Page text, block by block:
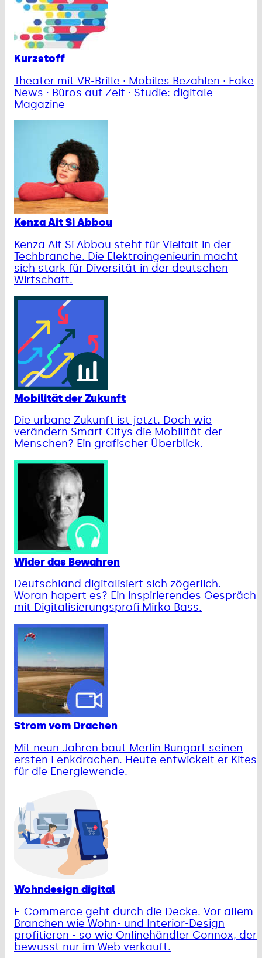
Kurzstoff
Theater mit VR-Brille · Mobiles Bezahlen · Fake
News · Büros auf Zeit · Studie: digitale
Magazine
Kenza Ait Si Abbou
Kenza Ait Si Abbou steht für Vielfalt in der
Techbranche. Die Elektroingenieurin macht
sich stark für Diversität in der deutschen
Wirtschaft.
Mobilität der Zukunft
Die urbane Zukunft ist jetzt. Doch wie
verändern Smart Citys die Mobilität der
Menschen? Ein grafischer Überblick.
Wider das Bewahren
Deutschland digitalisiert sich zögerlich.
Woran hapert es? Ein inspirierendes Gespräch
mit Digitalisierungsprofi Mirko Bass.
Strom vom Drachen
Mit neun Jahren baut Merlin Bungart seinen
ersten Lenkdrachen. Heute entwickelt er Kites
für die Energiewende.
Wohndesign digital
E-Commerce geht durch die Decke. Vor allem
Branchen wie Wohn- und Interior-Design
profitieren - so wie Onlinehändler Connox, der
bewusst nur im Web verkauft.